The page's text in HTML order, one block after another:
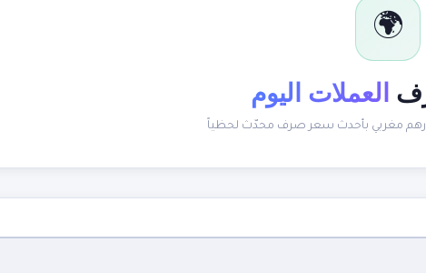
🌍
العملات اليوم
درهم مغربي بأحدث سعر صرف محدّث لحظياً